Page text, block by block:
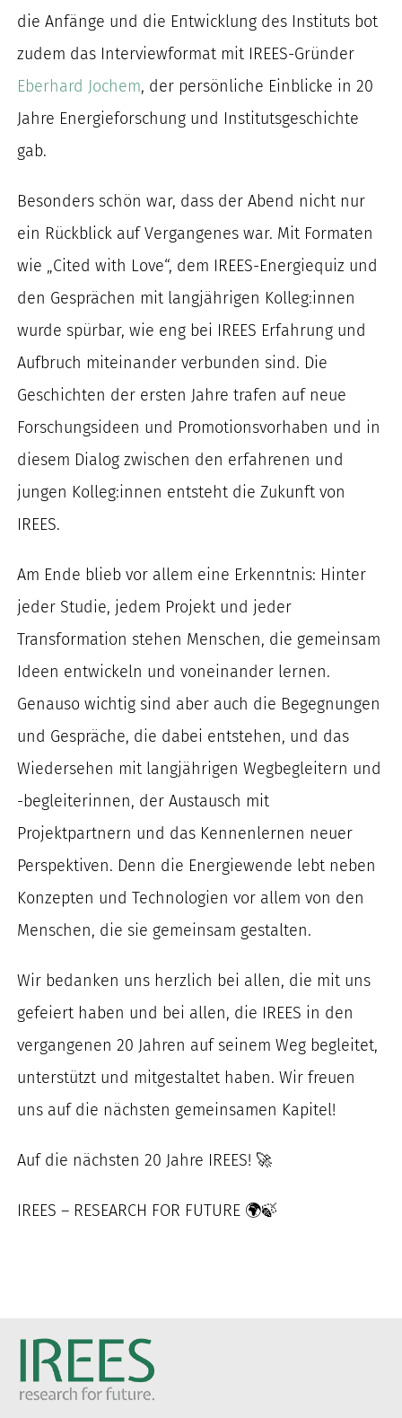
die Anfänge und die Entwicklung des Instituts bot
zudem das Interviewformat mit IREES-Gründer
Eberhard Jochem, der persönliche Einblicke in 20
Jahre Energieforschung und Institutsgeschichte
gab.
Besonders schön war, dass der Abend nicht nur
ein Rückblick auf Vergangenes war. Mit Formaten
wie „Cited with Love“, dem IREES-Energiequiz und
den Gesprächen mit langjährigen Kolleg:innen
wurde spürbar, wie eng bei IREES Erfahrung und
Aufbruch miteinander verbunden sind. Die
Geschichten der ersten Jahre trafen auf neue
Forschungsideen und Promotionsvorhaben und in
diesem Dialog zwischen den erfahrenen und
jungen Kolleg:innen entsteht die Zukunft von
IREES.
Am Ende blieb vor allem eine Erkenntnis: Hinter
jeder Studie, jedem Projekt und jeder
Transformation stehen Menschen, die gemeinsam
Ideen entwickeln und voneinander lernen.
Genauso wichtig sind aber auch die Begegnungen
und Gespräche, die dabei entstehen, und das
Wiedersehen mit langjährigen Wegbegleitern und
-begleiterinnen, der Austausch mit
Projektpartnern und das Kennenlernen neuer
Perspektiven. Denn die Energiewende lebt neben
Konzepten und Technologien vor allem von den
Menschen, die sie gemeinsam gestalten.
Wir bedanken uns herzlich bei allen, die mit uns
gefeiert haben und bei allen, die IREES in den
vergangenen 20 Jahren auf seinem Weg begleitet,
unterstützt und mitgestaltet haben. Wir freuen
uns auf die nächsten gemeinsamen Kapitel!
Auf die nächsten 20 Jahre IREES! 🚀
IREES – RESEARCH FOR FUTURE 🌍🍃